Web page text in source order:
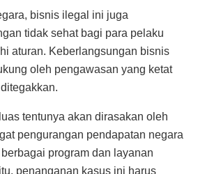
bisnis ilegal ini juga
tidak sehat bagi para pelaku
aturan. Keberlangsungan bisnis
oleh pengawasan yang ketat
tentunya akan dirasakan oleh
pengurangan pendapatan negara
program dan layanan
penanganan kasus ini harus